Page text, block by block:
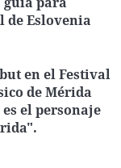
de Eslovenia
en el Festival
de Mérida
es el personaje